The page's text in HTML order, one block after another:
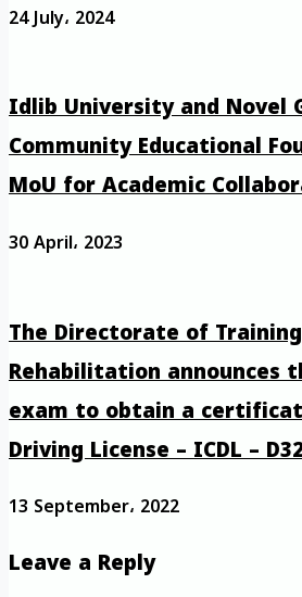
24 July، 2024
Idlib University and Novel
Community Educational
MoU for Academic
30 April، 2023
The Directorate of
Rehabilitation announces
exam to obtain a
Driving License – ICDL –
13 September، 2022
Leave a Reply